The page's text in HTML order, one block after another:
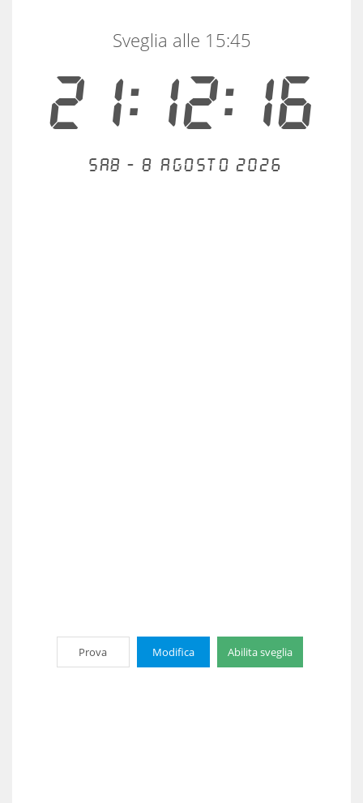
21:12:17
Sveglia alle 15:45
Sab - 8 agosto 2026
Prova Modifica Abilita sveglia